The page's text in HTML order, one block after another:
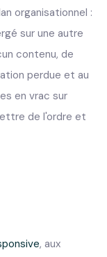
organisationnel :
sur une autre
contenu, de
perdue et au
en vrac sur
de l'ordre et
, aux